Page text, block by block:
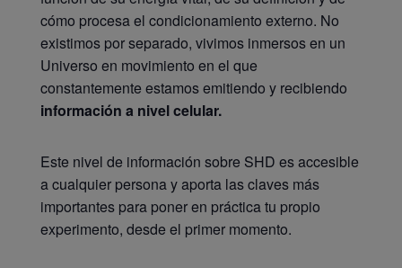
cómo procesa el condicionamiento externo. No
existimos por separado, vivimos inmersos en un
Universo en movimiento en el que
constantemente estamos emitiendo y recibiendo
información a nivel celular.
Este nivel de información sobre SHD es accesible
a cualquier persona y aporta las claves más
importantes para poner en práctica tu propio
experimento, desde el primer momento.